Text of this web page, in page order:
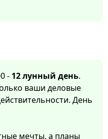
- 12 лунный день.
ваши деловые
День
мечты, а планы